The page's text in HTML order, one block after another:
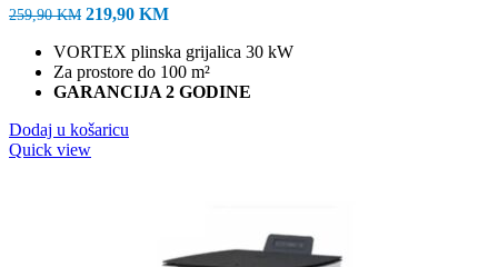
259,90KM Izvorna
bila
je:
259,90 KM.
219,90 KMTrenutna
je:
219,90 KM.
VORTEX plinska grijalica 30 kW
Za prostore do 100 m²
GARANCIJA 2 GODINE
Dodaj u košaricu
Quick view